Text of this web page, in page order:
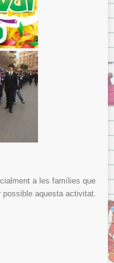
a les famílies que
possible aquesta activitat.